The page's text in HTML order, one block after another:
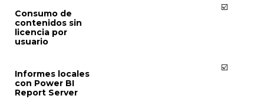
Consumo de
contenidos sin
licencia por
usuario
☑️
Informes locales
con Power BI
Report Server
☑️